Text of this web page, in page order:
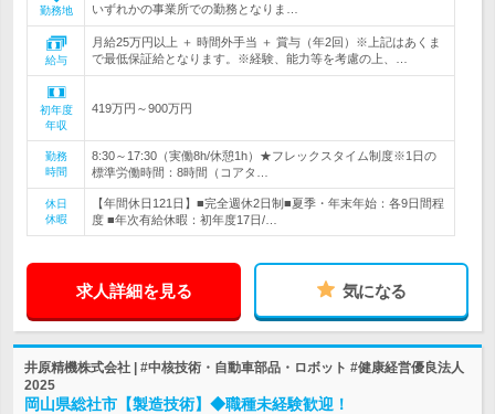
勤務地
いずれかの事業所での勤務となりま…
給与
月給25万円以上 ＋ 時間外手当 ＋ 賞与（年2回）※上記はあくま
で最低保証給となります。※経験、能力等を考慮の上、…
初年度
年収
419万円～900万円
勤務
時間
8:30～17:30（実働8h/休憩1h）★フレックスタイム制度※1日の
標準労働時間：8時間（コアタ…
休日
休暇
【年間休日121日】■完全週休2日制■夏季・年末年始：各9日間程
度 ■年次有給休暇：初年度17日/…
求人詳細を見る 気になる
井原精機株式会社 | #中核技術・自動車部品・ロボット #健康経営優良法人
2025
岡山県総社市【製造技術】◆職種未経験歓迎！